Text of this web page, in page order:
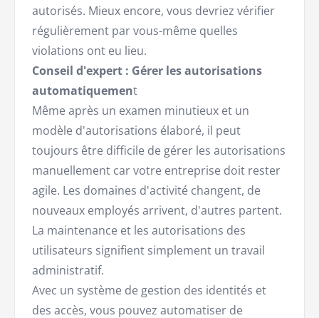
autorisés. Mieux encore, vous devriez vérifier
régulièrement par vous-même quelles
violations ont eu lieu.
Conseil d'expert : Gérer les autorisations
automatiquement
Même après un examen minutieux et un
modèle d'autorisations élaboré, il peut
toujours être difficile de gérer les autorisations
manuellement car votre entreprise doit rester
agile. Les domaines d'activité changent, de
nouveaux employés arrivent, d'autres partent.
La maintenance et les autorisations des
utilisateurs signifient simplement un travail
administratif.
Avec un système de gestion des identités et
des accès, vous pouvez automatiser de